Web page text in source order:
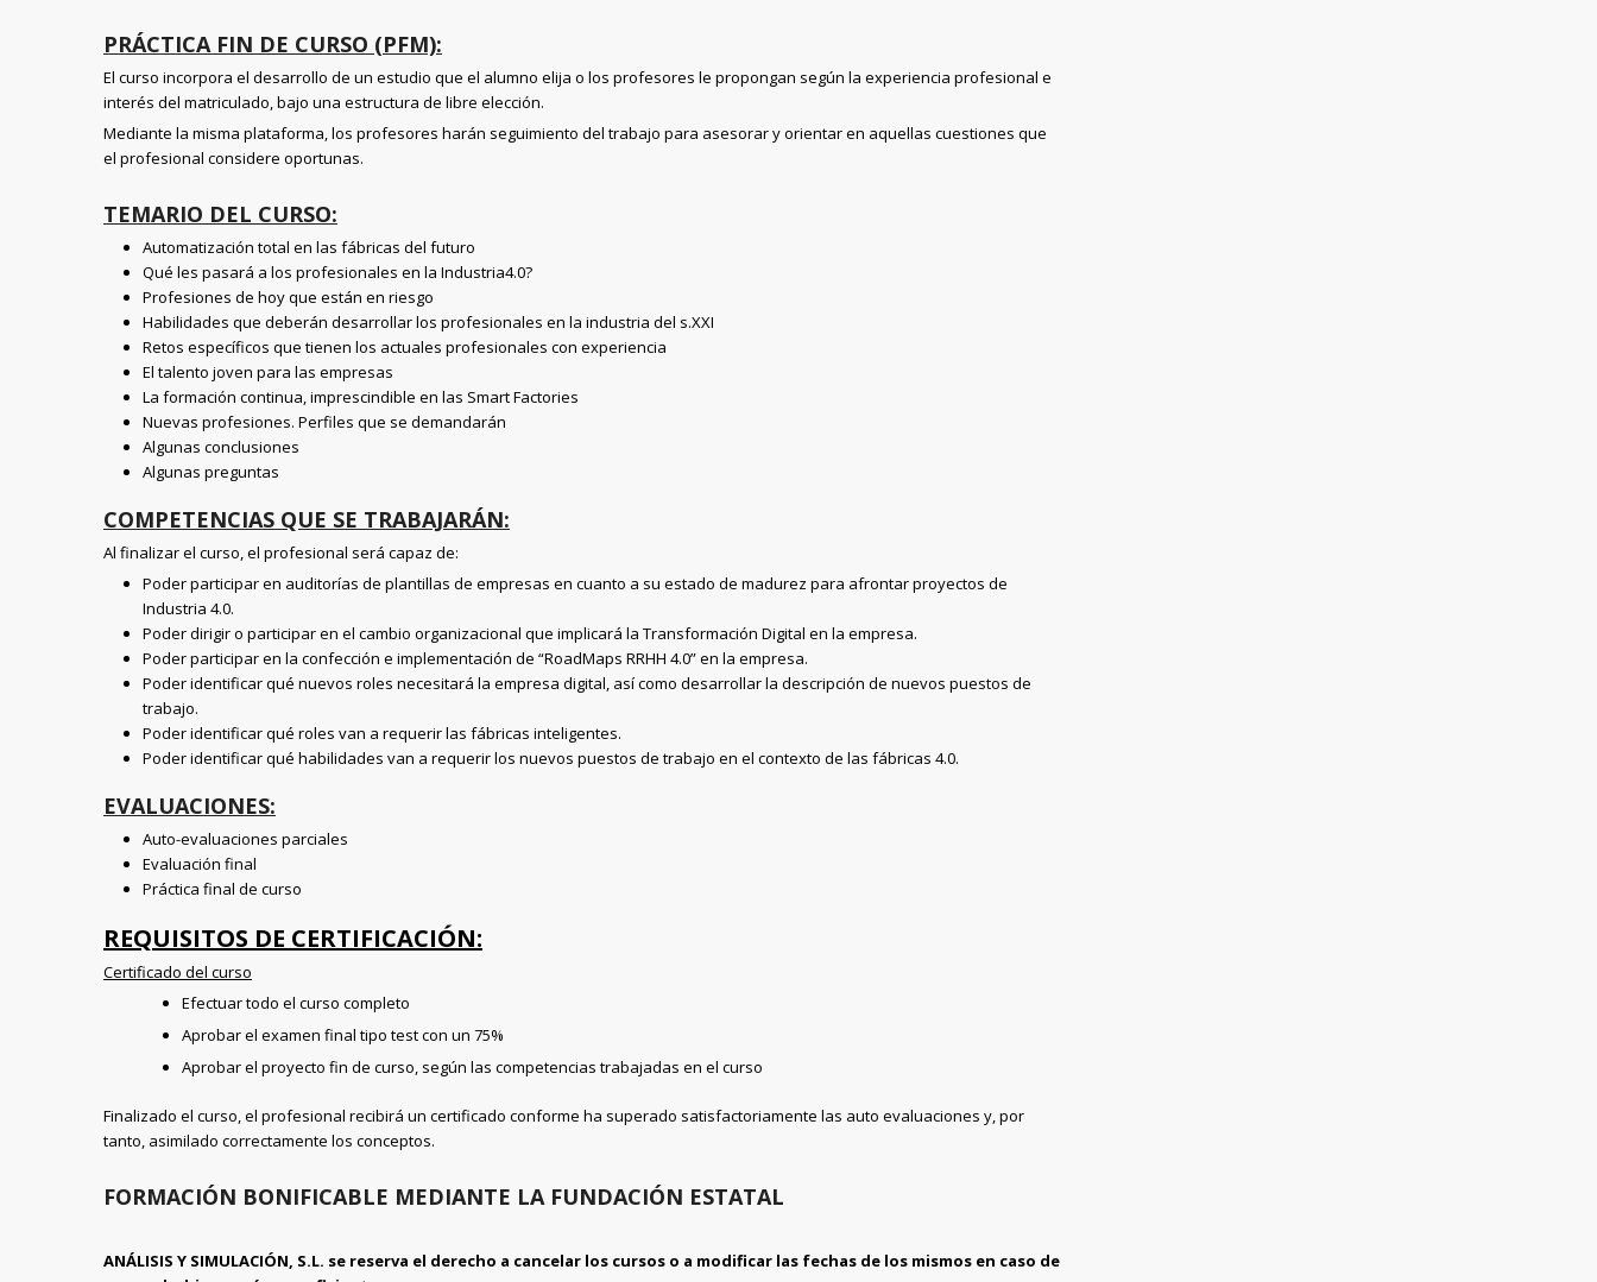
PRÁCTICA FIN DE CURSO (PFM):
El curso incorpora el desarrollo de un estudio que el alumno elija o los profesores le propongan según la experiencia profesional e
interés del matriculado, bajo una estructura de libre elección.
Mediante la misma plataforma, los profesores harán seguimiento del trabajo para asesorar y orientar en aquellas cuestiones que
el profesional considere oportunas.
TEMARIO DEL CURSO:
Automatización total en las fábricas del futuro
Qué les pasará a los profesionales en la Industria4.0?
Profesiones de hoy que están en riesgo
Habilidades que deberán desarrollar los profesionales en la industria del s.XXI
Retos específicos que tienen los actuales profesionales con experiencia
El talento joven para las empresas
La formación continua, imprescindible en las Smart Factories
Nuevas profesiones. Perfiles que se demandarán
Algunas conclusiones
Algunas preguntas
COMPETENCIAS QUE SE TRABAJARÁN:
Al finalizar el curso, el profesional será capaz de:
Poder participar en auditorías de plantillas de empresas en cuanto a su estado de madurez para afrontar proyectos de
Industria 4.0.
Poder dirigir o participar en el cambio organizacional que implicará la Transformación Digital en la empresa.
Poder participar en la confección e implementación de “RoadMaps RRHH 4.0” en la empresa.
Poder identificar qué nuevos roles necesitará la empresa digital, así como desarrollar la descripción de nuevos puestos de
trabajo.
Poder identificar qué roles van a requerir las fábricas inteligentes.
Poder identificar qué habilidades van a requerir los nuevos puestos de trabajo en el contexto de las fábricas 4.0.
EVALUACIONES:
Auto-evaluaciones parciales
Evaluación final
Práctica final de curso
REQUISITOS DE CERTIFICACIÓN:
Certificado del curso
Efectuar todo el curso completo
Aprobar el examen final tipo test con un 75%
Aprobar el proyecto fin de curso, según las competencias trabajadas en el curso
Finalizado el curso, el profesional recibirá un certificado conforme ha superado satisfactoriamente las auto evaluaciones y, por
tanto, asimilado correctamente los conceptos.
FORMACIÓN BONIFICABLE MEDIANTE LA FUNDACIÓN ESTATAL
ANÁLISIS Y SIMULACIÓN, S.L. se reserva el derecho a cancelar los cursos o a modificar las fechas de los mismos en caso de